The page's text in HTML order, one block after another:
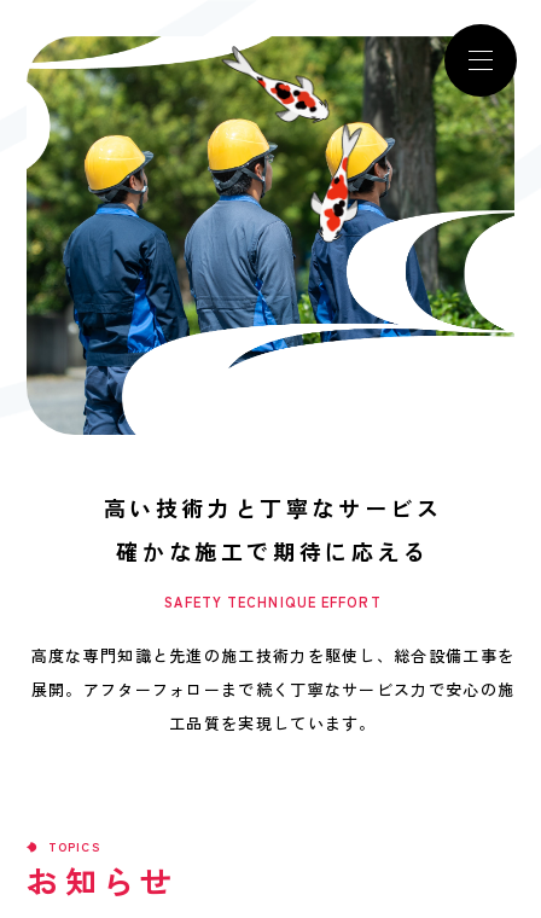
高い技術力と丁寧なサービス
確かな施工で期待に応える
SAFETY TECHNIQUE EFFORT
高度な専門知識と先進の施工技術力を駆使し、 総合設備工事を
展開。アフターフォローまで続く 丁寧なサービス力で安心の施
工品質を実現しています。
TOPICS
お知らせ